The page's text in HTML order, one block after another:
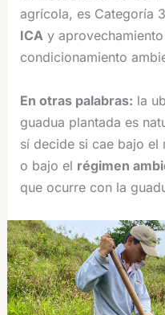
agrícola, es Categoría
ICA y
condicionamiento
En otras palabras: la
guadua plantada es
sí decide si cae bajo el
o bajo el régimen
que ocurre con la